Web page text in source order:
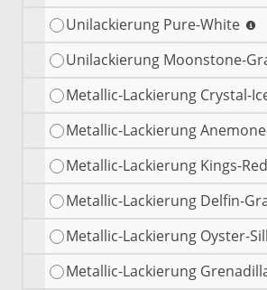
Unilackierung Pure-White
Unilackierung Moonstone-
Metallic-Lackierung Crystal-
Metallic-Lackierung
Metallic-Lackierung Kings-Red
Metallic-Lackierung Delfin-
Metallic-Lackierung Oyster-
Metallic-Lackierung